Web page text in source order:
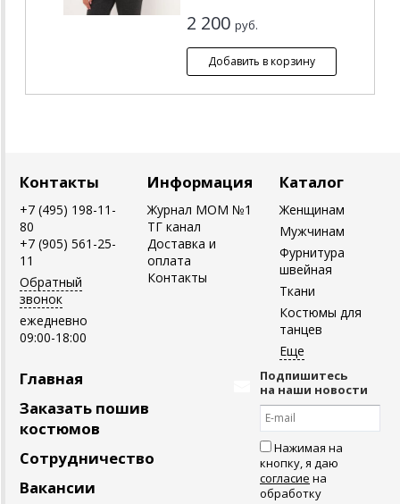
2 200 руб.
Контакты
+7 (495) 198-11-
80
+7 (905) 561-25-
11
Обратный
звонок
ежедневно
09:00-18:00
Информация
Журнал MOM №1
ТГ канал
Доставка и
оплата
Контакты
Каталог
Женщинам
Мужчинам
Фурнитура
швейная
Ткани
Костюмы для
танцев
Главная
Заказать пошив
костюмов
Сотрудничество
Вакансии
Подпишитесь
на наши новости
Нажимая на
кнопку, я даю
согласие на
обработку